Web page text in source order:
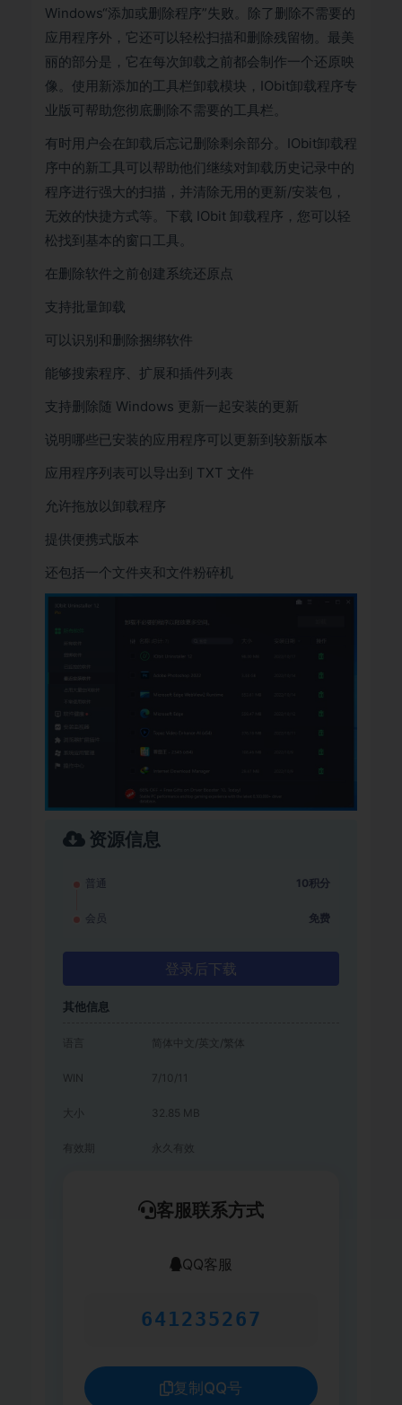
Windows“添加或删除程序”失败。除了删除不需要的
应用程序外，它还可以轻松扫描和删除残留物。最美
丽的部分是，它在每次卸载之前都会制作一个还原映
像。使用新添加的工具栏卸载模块，IObit卸载程序专
业版可帮助您彻底删除不需要的工具栏。
有时用户会在卸载后忘记删除剩余部分。IObit卸载程
序中的新工具可以帮助他们继续对卸载历史记录中的
程序进行强大的扫描，并清除无用的更新/安装包，
无效的快捷方式等。下载 IObit 卸载程序，您可以轻
松找到基本的窗口工具。
在删除软件之前创建系统还原点
支持批量卸载
可以识别和删除捆绑软件
能够搜索程序、扩展和插件列表
支持删除随 Windows 更新一起安装的更新
说明哪些已安装的应用程序可以更新到较新版本
应用程序列表可以导出到 TXT 文件
允许拖放以卸载程序
提供便携式版本
还包括一个文件夹和文件粉碎机
资源信息
普通 10积分
会员 免费
登录后下载
其他信息
语言 简体中文/英文/繁体
WIN 7/10/11
大小 32.85 MB
有效期 永久有效
客服联系方式
QQ客服
641235267
复制QQ号